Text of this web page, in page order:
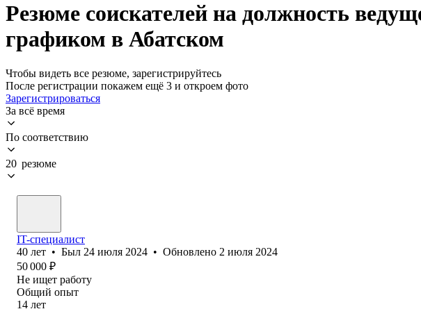
Резюме соискателей на должность
графиком в Абатском
Чтобы видеть все резюме, зарегистрируйтесь
После регистрации покажем ещё 3 и откроем фото
Зарегистрироваться
За всё время
По соответствию
20 резюме
IT-специалист
40 лет • Был 24 июля 2024 • Обновлено 2 июля 2024
50 000 ₽
Не ищет работу
Общий опыт
14 лет